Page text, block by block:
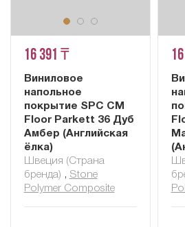
16 391 ₸
Виниловое
напольное
покрытие SPC CM
Floor Parkett 36 Дуб
Амбер (Английская
ёлка)
Швеция (Страна
бренда) , Stone
Polymer Composite